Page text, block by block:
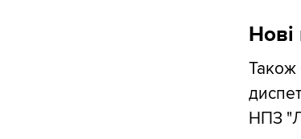
Нові
Також
НПЗ